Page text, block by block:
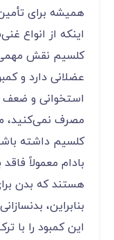
همیشه برای
اینکه از انواع
کلسیم نقش
عضلانی دارد و
استخوانی و ضعف
مصرف نمی‌کنید،
کلسیم داشته
بادام معمولاً
هستند که بدن
بنابراین،
این کمبود را با